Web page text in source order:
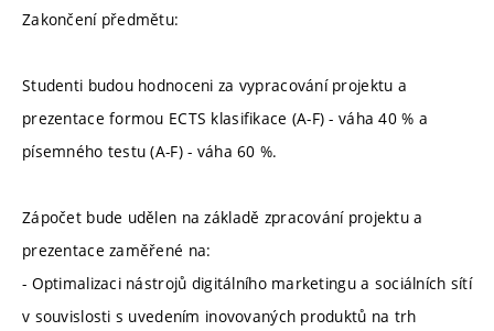
Zakončení předmětu:
Studenti budou hodnoceni za vypracování projektu a
prezentace formou ECTS klasifikace (A-F) - váha 40 % a
písemného testu (A-F) - váha 60 %.
Zápočet bude udělen na základě zpracování projektu a
prezentace zaměřené na:
- Optimalizaci nástrojů digitálního marketingu a sociálních sítí
v souvislosti s uvedením inovovaných produktů na trh